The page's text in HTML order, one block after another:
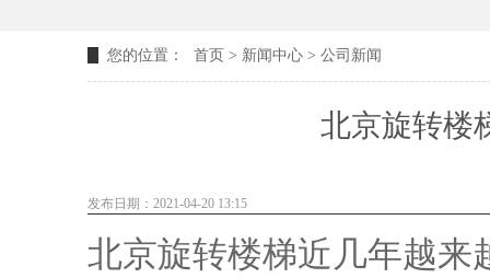
您的位置： 首页 > 新闻中心 > 公司新闻
北京旋转楼
发布日期：2021-04-20 13:15
北京旋转楼梯近几年越来